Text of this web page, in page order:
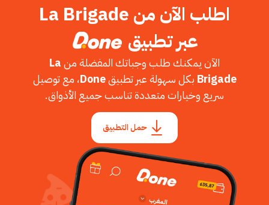
اطلب الآن من La Brigade
عبر تطبيق
الآن يمكنك طلب وجباتك المفضلة منLa
Brigade بكل سهولة عبر تطبيقDone، مع توصيل
سريع وخيارات متعددة تناسب جميع الأذواق.
حمل التطبيق